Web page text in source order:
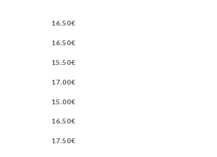
16.50€
16.50€
15.50€
17.00€
15.00€
16.50€
17.50€